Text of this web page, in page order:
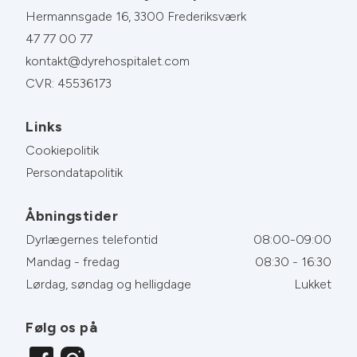
Hermannsgade 16, 3300 Frederiksværk
47 77 00 77
kontakt@dyrehospitalet.com
CVR: 45536173
Links
Cookiepolitik
Persondatapolitik
Åbningstider
Dyrlægernes telefontid
08:00-09:00
Mandag - fredag
08:30 - 16:30
Lørdag, søndag og helligdage
Lukket
Følg os på